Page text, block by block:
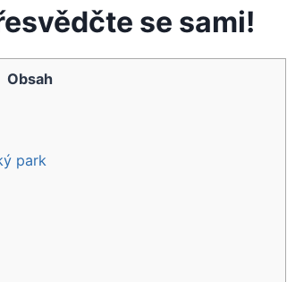
se sami!
Obsah
park